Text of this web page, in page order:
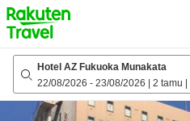
to
top
page
Hotel AZ Fukuoka Munakata
22/08/2026 - 23/08/2026 2 tamu